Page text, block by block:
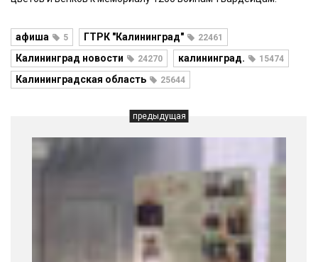
афиша 5 ГТРК "Калининград" 22461
Калининград новости 24270 калининград. 15474
Калининградская область 25644
предыдущая